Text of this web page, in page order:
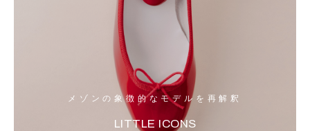
メゾンの象徴的なモデルを再解釈
LITTLE ICONS